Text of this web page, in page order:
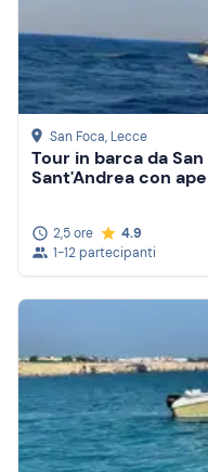
San Foca, Lecce
Tour in barca da
Sant'Andrea con
2,5 ore
4.9
1-12 partecipanti